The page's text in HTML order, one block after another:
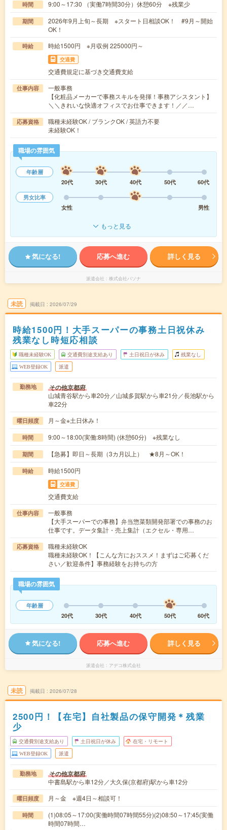
時間 9:00～17:30 （実働7時間30分）休憩60分 ※残業少
期間
2026年9月上旬～長期 ※スタート日相談OK！ #9月～開始
OK！
時給 時給1500円 ※月収例 225000円～
交通費
交通費規定に基づき交通費支給
仕事内容
一般事務
【化粧品メーカーで事務スキルを発揮！事務アシスタント】
＼＼きれいな快適オフィスでお仕事できます！／／…
応募資格
職種未経験OK / ブランクOK / 英語力不要
未経験OK！
職場の雰囲気
年齢層
20代
30代 40代 50代
60代
男女比率
女性
男性
もっと見る
気になる! 応募へ進む 詳しく見る
派遣会社 株式会社パソナ
未読 掲載日 2026/07/29
時給1500円！大手スーパーの事務土日祝休み
残業なし時短応相談
職種未経験OK 交通費別途支給あり 土日祝日が休み 残業なし
WEB登録OK 派遣
勤務地 その他京都府
山城青谷駅から車20分／山城多賀駅から車21分／長池駅から
車22分
曜日頻度 月～金※土日休み！
時間 9:00～18:00(実働:8時間) (休憩60分) ※残業なし
期間 【急募】即日～長期（3カ月以上） ★8月～OK！
時給 時給1500円
交通費
交通費支給
仕事内容
一般事務
【大手スーパーでの事務】弁当惣菜類開発部署での事務のお
仕事です。データ集計・売上集計（エクセル・専用…
応募資格
職種未経験OK
職種未経験OK！【こんな方におススメ！まずはご応募くだ
さい／歓迎条件】事務経験をお持ちの方
職場の雰囲気
年齢層
20代
30代 40代 50代 60代
気になる! 応募へ進む 詳しく見る
派遣会社 アデコ株式会社
未読 掲載日 2026/07/28
2500円！【在宅】自社製品の保守開発＊残業
少
交通費別途支給あり 土日祝日が休み 在宅・リモート
WEB登録OK 派遣
勤務地 その他京都府
中書島駅から車12分／大久保(京都府)駅から車12分
曜日頻度 月～金 ※週4日～相談可！
時間
(1)08:05～17:00(実働時間07時間55分)(2)08:50～17:45(実働
時間07時間…